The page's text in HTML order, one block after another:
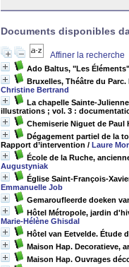
Documents disponibles
Affiner la recherche
Ado Baltus, "Les
Bruxelles, Théâtre du
Christine Bertrand
La chapelle Sainte-
illustrations ; vol. 3 :
Chemiserie Niguet de Paul
Dégagement partiel de la
Rapport d’intervention / Laure
École de la Ruche,
Augustyniak
Église Saint-François-
Emmanuelle Job
Gemaroufleerde doeken
Hôtel Métropole, jardin
Marie-Hélène Ghisdal
Hôtel van Eetvelde. Étude
Maison Hap. Decoratieve,
Maison Hap. Ouvrages